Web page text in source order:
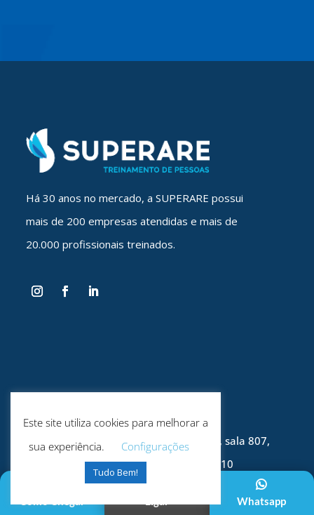
Há 30 anos no mercado, a SUPERARE possui
mais de 200 empresas atendidas e mais de
20.000 profissionais treinados.
Avenida Barão do Rio Branco, 2406, sala 807,
Centro, Juiz de Fora, MG, CEP 36016-310
Whatsapp
Este site utiliza cookies para melhorar a
sua experiência.
Configurações
Tudo Bem!